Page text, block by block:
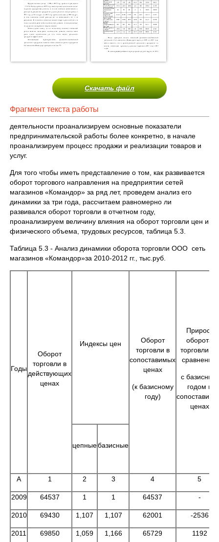
Скачать файл
Фрагмент текста работы
деятельности проанализируем основные показатели
предпринимательской работы более конкретно, в начале
проанализируем процесс продажи и реализации товаров и
услуг.
Для того чтобы иметь представление о том, как развивается
оборот торгового направления на предприятии сетей
магазинов «Командор» за ряд лет, проведем анализ его
динамики за три года, рассчитаем равномерно ли
развивался оборот торговли в отчетном году,
проанализируем величину влияния на оборот торговли цен и
физического объема, трудовых ресурсов, таблица 5.3.
Таблица 5.3 - Анализ динамики оборота торговли ООО сеть
магазинов «Командор»за 2010-2012 гг., тыс.руб.
Годы
Оборот
торговли в
действующих
ценах
Индексы цен
Оборот
торговли в
сопоставимых
ценах
(к базисному
году)
Прирост
оборота
торговли по
сравнению
с базисным
годом в
ценах
цепныебазисные
А 1 2 3 4 5
2009 64537 1 1 64537 -
2010 69430 1,107 1,107 62001 -2536
2011 69850 1,059 1,166 65729 1192